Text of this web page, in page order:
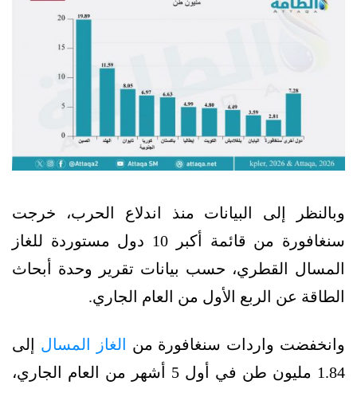
وبالنظر إلى البيانات منذ اندلاع الحرب، خرجت
سنغافورة من قائمة أكبر 10 دول مستوردة للغاز
المسال القطري، حسب بيانات تقرير وحدة أبحاث
الطاقة عن الربع الأول من العام الجاري.
وانخفضت واردات سنغافورة من الغاز المسال إلى
1.84 مليون طن في أول 5 أشهر من العام الجاري،